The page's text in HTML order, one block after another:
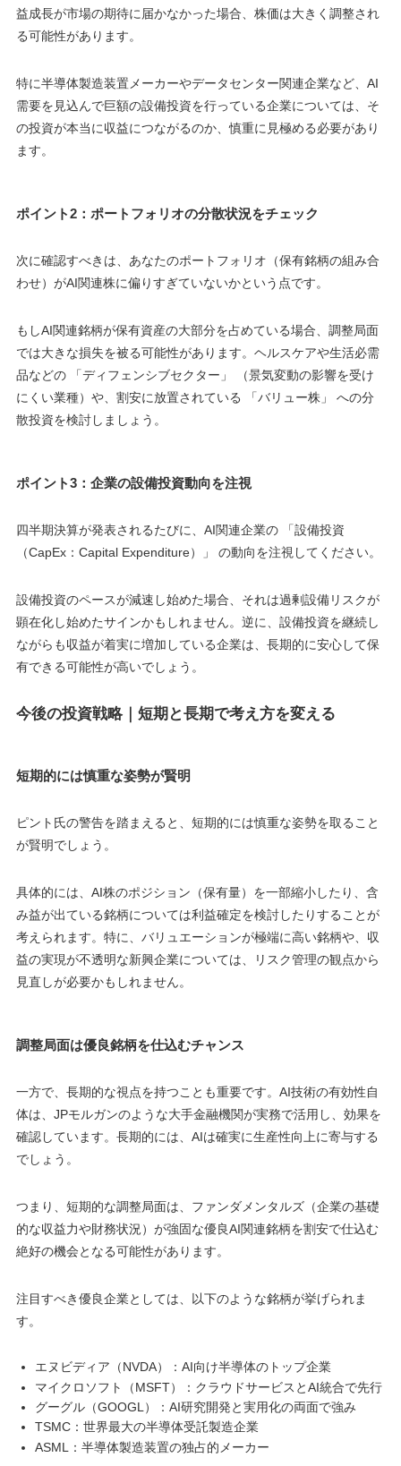
益成長が市場の期待に届かなかった場合、株価は大きく調整され
る可能性があります。
特に半導体製造装置メーカーやデータセンター関連企業など、AI
需要を見込んで巨額の設備投資を行っている企業については、そ
の投資が本当に収益につながるのか、慎重に見極める必要があり
ます。
ポイント2：ポートフォリオの分散状況をチェック
次に確認すべきは、あなたのポートフォリオ（保有銘柄の組み合
わせ）がAI関連株に偏りすぎていないかという点です。
もしAI関連銘柄が保有資産の大部分を占めている場合、調整局面
では大きな損失を被る可能性があります。ヘルスケアや生活必需
品などの 「ディフェンシブセクター」 （景気変動の影響を受け
にくい業種）や、割安に放置されている 「バリュー株」 への分
散投資を検討しましょう。
ポイント3：企業の設備投資動向を注視
四半期決算が発表されるたびに、AI関連企業の 「設備投資
（CapEx：Capital Expenditure）」 の動向を注視してください。
設備投資のペースが減速し始めた場合、それは過剰設備リスクが
顕在化し始めたサインかもしれません。逆に、設備投資を継続し
ながらも収益が着実に増加している企業は、長期的に安心して保
有できる可能性が高いでしょう。
今後の投資戦略｜短期と長期で考え方を変える
短期的には慎重な姿勢が賢明
ピント氏の警告を踏まえると、短期的には慎重な姿勢を取ること
が賢明でしょう。
具体的には、AI株のポジション（保有量）を一部縮小したり、含
み益が出ている銘柄については利益確定を検討したりすることが
考えられます。特に、バリュエーションが極端に高い銘柄や、収
益の実現が不透明な新興企業については、リスク管理の観点から
見直しが必要かもしれません。
調整局面は優良銘柄を仕込むチャンス
一方で、長期的な視点を持つことも重要です。AI技術の有効性自
体は、JPモルガンのような大手金融機関が実務で活用し、効果を
確認しています。長期的には、AIは確実に生産性向上に寄与する
でしょう。
つまり、短期的な調整局面は、ファンダメンタルズ（企業の基礎
的な収益力や財務状況）が強固な優良AI関連銘柄を割安で仕込む
絶好の機会となる可能性があります。
注目すべき優良企業としては、以下のような銘柄が挙げられま
す。
エヌビディア（NVDA）：AI向け半導体のトップ企業
マイクロソフト（MSFT）：クラウドサービスとAI統合で先行
グーグル（GOOGL）：AI研究開発と実用化の両面で強み
TSMC：世界最大の半導体受託製造企業
ASML：半導体製造装置の独占的メーカー